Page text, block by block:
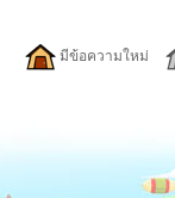
มีข้อความใหม่